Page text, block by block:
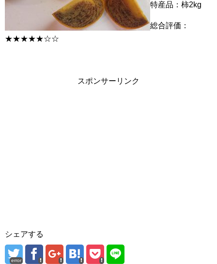
特産品：柿2kg
総合評価：
★★★★★☆☆
スポンサーリンク
シェアする
error